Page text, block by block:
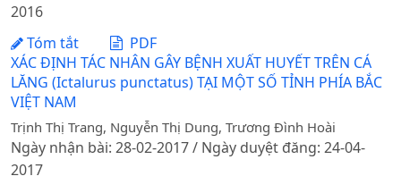
2016
Tóm tắt
PDF
XÁC ĐỊNH TÁC NHÂN GÂY BỆNH XUẤT HUYẾT TRÊN CÁ
LĂNG (Ictalurus punctatus) TẠI MỘT SỐ TỈNH PHÍA BẮC
VIỆT NAM
Trịnh Thị Trang, Nguyễn Thị Dung, Trương Đình Hoài
Ngày nhận bài: 28-02-2017 / Ngày duyệt đăng: 24-04-
2017